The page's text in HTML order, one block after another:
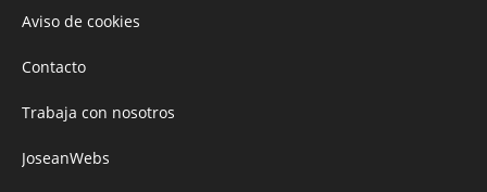
Aviso de cookies
Contacto
Trabaja con nosotros
JoseanWebs